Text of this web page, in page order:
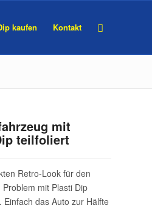
kaufen Kontakt
mit
teilfoliert
Retro-Look für den
Problem mit Plasti Dip
Einfach das Auto zur Hälfte